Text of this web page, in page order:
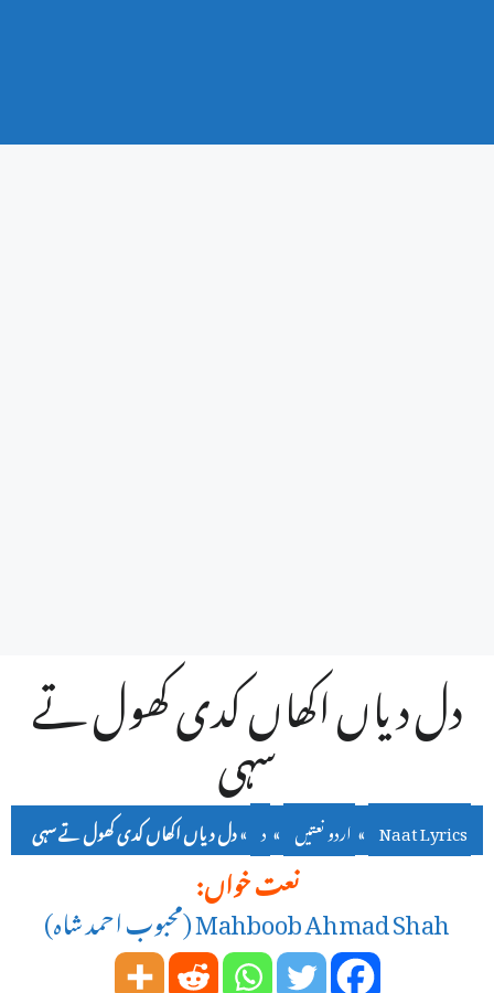
دل دیاں اکھاں کدی کھول تے
سہی
Naat Lyrics
»اردو نعتیں »د »دل دیاں اکھاں کدی کھول تے سہی
نعت خواں:
Mahboob Ahmad Shah (محبوب احمد شاہ)